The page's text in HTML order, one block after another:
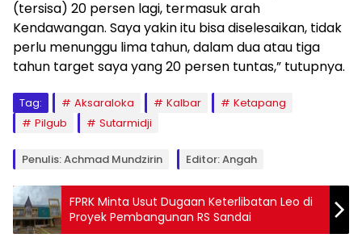
(tersisa) 20 persen lagi, termasuk arah
Kendawangan. Saya yakin itu bisa diselesaikan, tidak
perlu menunggu lima tahun, dalam dua atau tiga
tahun target saya yang 20 persen tuntas,” tutupnya.
Tag: Aksaraloka Kalbar
Ketapang
Pilgub
Sutarmidji
Penulis: Achmad Mundzirin Editor: Angah
FPRK Minta Usut Dugaan Keterlibatan Leo di
Proyek Pembangunan RS Sandai